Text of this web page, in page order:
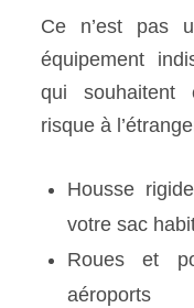
Ce n’est pas
équipement
qui souhaitent
risque à
Housse
votre sac
Roues et
aéroports